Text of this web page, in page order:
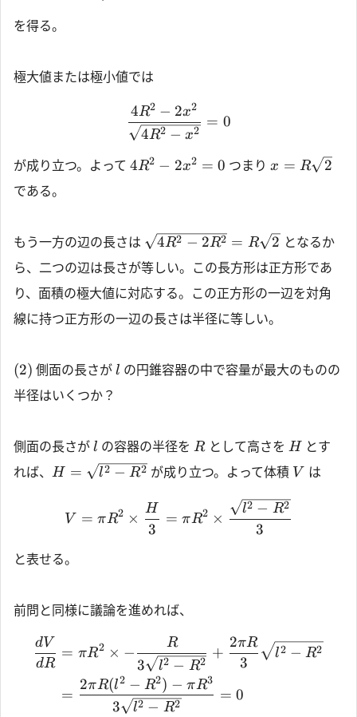
を得る。
極大値または極小値では
4R2 − x2
4R2 − 2x2
= 0
が成り立つ。よって 4R2 − 2x2 = 0 つまりx = R 2
である。
もう一方の辺の長さは 4R2 − 2R2 = R 2 となるか
ら、二つの辺は長さが等しい。この長方形は正方形であ
り、面積の極大値に対応する。この正方形の一辺を対角
線に持つ正方形の一辺の長さは半径に等しい。
(2) 側面の長さが l の円錐容器の中で容量が最大のものの
半径はいくつか？
側面の長さが l の容器の半径をRとして高さを H とす
れば、 H = l2 − R2 が成り立つ。よって体積 V は
V = πR2 ×
3
H
= πR2 ×
3
l2 − R2
と表せる。
前問と同様に議論を進めれば、
dR
dV
= πR2 × −
3 l2 − R2
R
+
3
2πR
l2 − R2
=
3 l2 − R2
2πR(l2 − R2) − πR3
= 0